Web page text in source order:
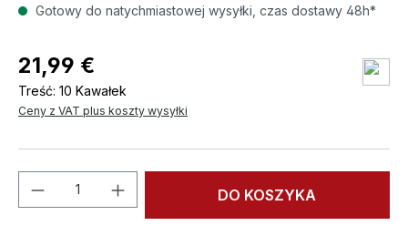
Gotowy do natychmiastowej wysyłki, czas dostawy 48h*
21,99 €
Treść: 10 Kawałek
Ceny z VAT plus koszty wysyłki
Ilość produktu: Wprowadź żądaną
DO KOSZYKA